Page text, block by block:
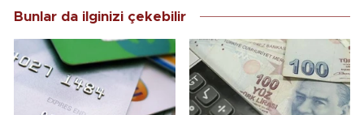
Bunlar da ilginizi çekebilir